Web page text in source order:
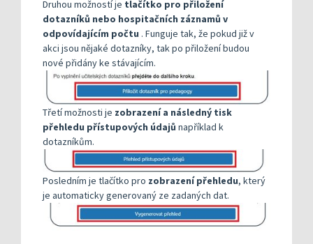
Druhou možností je tlačítko pro přiložení
dotazníků nebo hospitačních záznamů v
odpovídajícím počtu . Funguje tak, že pokud již v
akci jsou nějaké dotazníky, tak po přiložení budou
nové přidány ke stávajícím.
Třetí možnosti je zobrazení a následný tisk
přehledu přístupových údajů například k
dotazníkům.
Posledním je tlačítko pro zobrazení přehledu, který
je automaticky generovaný ze zadaných dat.